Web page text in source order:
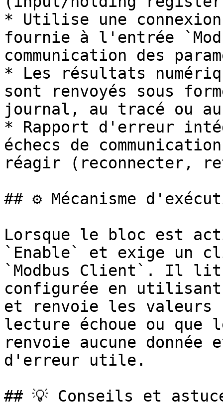
* Utilise une
fournie à l'entrée
communication des
* Les résultats
sont renvoyés sous
journal, au tracé ou
* Rapport d'erreur
échecs de
réagir (reconnecter,
## ⚙️ Mécanisme
Lorsque le bloc est
`Enable` et exige un
`Modbus Client`. Il lit
configurée en
et renvoie les
lecture échoue ou
renvoie aucune donnée
d'erreur utile.
## 💡 Conseils et